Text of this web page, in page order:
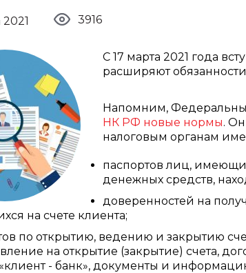
2021 3916
С 17 марта 2021 года
расширяют
Напомним,
НК РФ новые нормы.
налоговым органам
паспортов лиц,
денежных средств,
доверенностей на
на счете клиента;
по открытию, ведению и закрытию
на открытие (закрытие) счета,
- банк», документы и